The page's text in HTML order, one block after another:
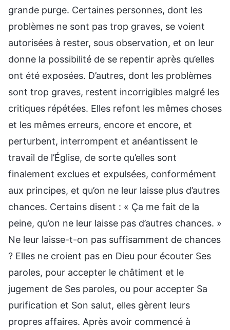
grande purge. Certaines personnes, dont les
problèmes ne sont pas trop graves, se voient
autorisées à rester, sous observation, et on leur
donne la possibilité de se repentir après qu’elles
ont été exposées. D’autres, dont les problèmes
sont trop graves, restent incorrigibles malgré les
critiques répétées. Elles refont les mêmes choses
et les mêmes erreurs, encore et encore, et
perturbent, interrompent et anéantissent le
travail de l’Église, de sorte qu’elles sont
finalement exclues et expulsées, conformément
aux principes, et qu’on ne leur laisse plus d’autres
chances. Certains disent : « Ça me fait de la
peine, qu’on ne leur laisse pas d’autres chances. »
Ne leur laisse-t-on pas suffisamment de chances
? Elles ne croient pas en Dieu pour écouter Ses
paroles, pour accepter le châtiment et le
jugement de Ses paroles, ou pour accepter Sa
purification et Son salut, elles gèrent leurs
propres affaires. Après avoir commencé à